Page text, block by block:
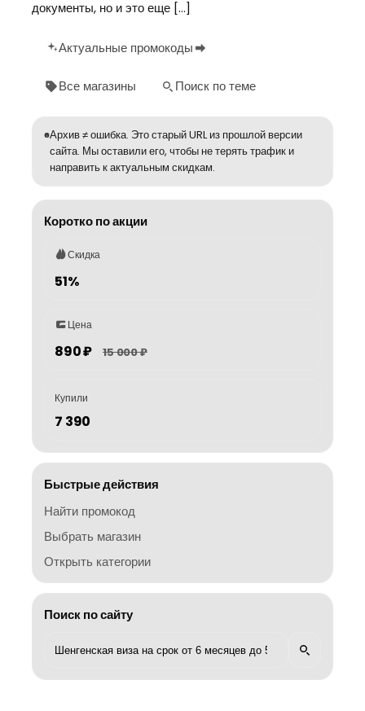
документы, но и это еще […]
Актуальные промокоды
Все магазины Поиск по теме
Архив ≠ ошибка. Это старый URL из прошлой версии
сайта. Мы оставили его, чтобы не терять трафик и
направить к актуальным скидкам.
Коротко по акции
Скидка
51%
Цена
890 ₽ 15 000 ₽
Купили
7 390
Быстрые действия
Найти промокод
Выбрать магазин
Открыть категории
Поиск по сайту